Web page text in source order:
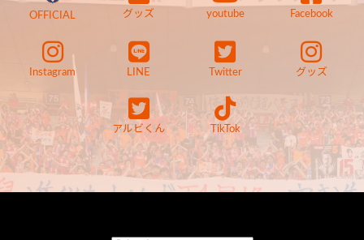
OFFICIAL グッズ youtube Facebook
Instagram LINE Twitter グッズ
アルビくん TikTok